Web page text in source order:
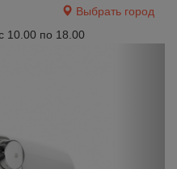
Выбрать город
10.00 по 18.00